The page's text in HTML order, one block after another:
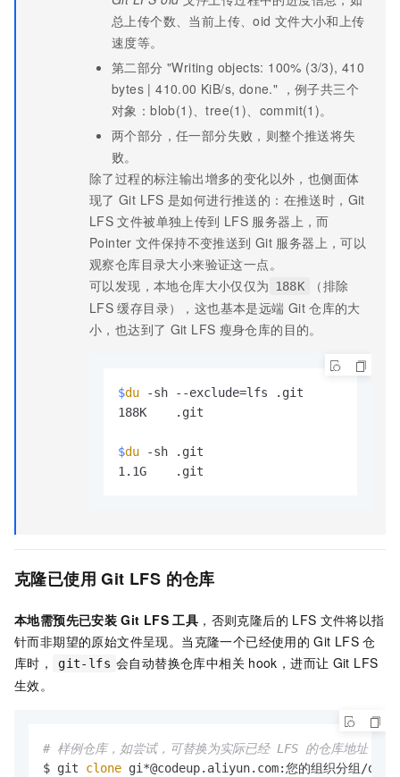
总上传个数、当前上传、oid 文件大小和上传
速度等。
第二部分 "Writing objects: 100% (3/3), 410
bytes | 410.00 KiB/s, done." ，例子共三个
对象：blob(1)、tree(1)、commit(1)。
两个部分，任一部分失败，则整个推送将失
败。
除了过程的标注输出增多的变化以外，也侧面体
现了 Git LFS 是如何进行推送的：在推送时，Git
LFS 文件被单独上传到 LFS 服务器上，而
Pointer 文件保持不变推送到 Git 服务器上，可以
观察仓库目录大小来验证这一点。
可以发现，本地仓库大小仅仅为 188K
（排除
LFS 缓存目录），这也基本是远端 Git 仓库的大
小，也达到了 Git LFS 瘦身仓库的目的。
$du -sh --exclude=lfs .git
$du -sh .git
1.1G    .git
克隆已使用 Git LFS 的仓库
本地需预先已安装 Git LFS 工具 ，否则克隆后的 LFS 文件将以指
针而非期望的原始文件呈现。当克隆一个已经使用的 Git LFS 仓
库时，
git-lfs 会自动替换仓库中相关 hook，进而让 Git LFS
生效。
# 样例仓库，如尝试，可替换为实际已经 LFS 的仓库地址
$ git clone gi*@codeup.aliyun.com:您的组织分组/